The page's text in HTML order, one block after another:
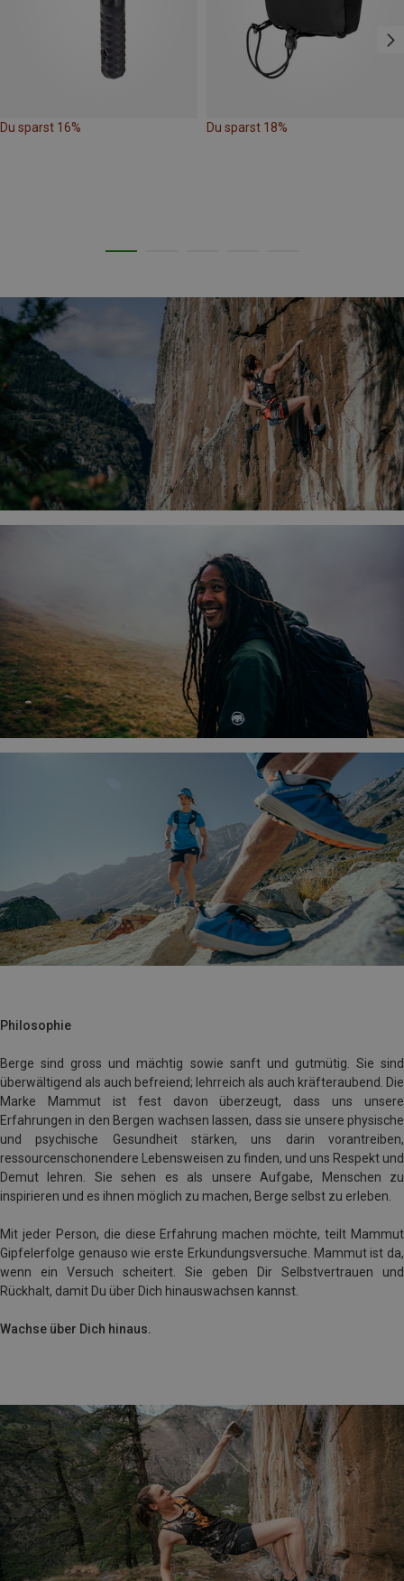
Du sparst 16% Du sparst 18%
Philosophie
Berge sind gross und mächtig sowie sanft und gutmütig. Sie sind
überwältigend als auch befreiend; lehrreich als auch kräfteraubend. Die
Marke Mammut ist fest davon überzeugt, dass uns unsere
Erfahrungen in den Bergen wachsen lassen, dass sie unsere physische
und psychische Gesundheit stärken, uns darin vorantreiben,
ressourcenschonendere Lebensweisen zu finden, und uns Respekt und
Demut lehren. Sie sehen es als unsere Aufgabe, Menschen zu
inspirieren und es ihnen möglich zu machen, Berge selbst zu erleben.
Mit jeder Person, die diese Erfahrung machen möchte, teilt Mammut
Gipfelerfolge genauso wie erste Erkundungsversuche. Mammut ist da,
wenn ein Versuch scheitert. Sie geben Dir Selbstvertrauen und
Rückhalt, damit Du über Dich hinauswachsen kannst.
Wachse über Dich hinaus.